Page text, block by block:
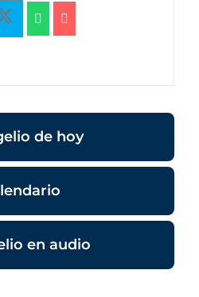
de hoy
en audio